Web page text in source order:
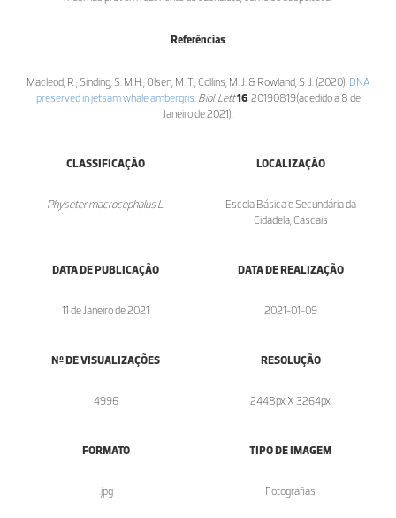
Referências
Macleod, R.; Sinding, S. M.H.; Olsen, M. T.; Collins, M. J. & Rowland, S. J. (2020). DNA
preserved in jetsam whale ambergris. Biol. Lett16: 20190819(acedido a 8 de
Janeiro de 2021).
CLASSIFICAÇÃO
Physeter macrocephalus L.
LOCALIZAÇÃO
Escola Básica e Secundária da
Cidadela, Cascais
DATA DE PUBLICAÇÃO
11 de Janeiro de 2021
DATA DE REALIZAÇÃO
2021-01-09
Nº DE VISUALIZAÇÕES
4996
RESOLUÇÃO
2448px X 3264px
FORMATO
.jpg
TIPO DE IMAGEM
Fotografias